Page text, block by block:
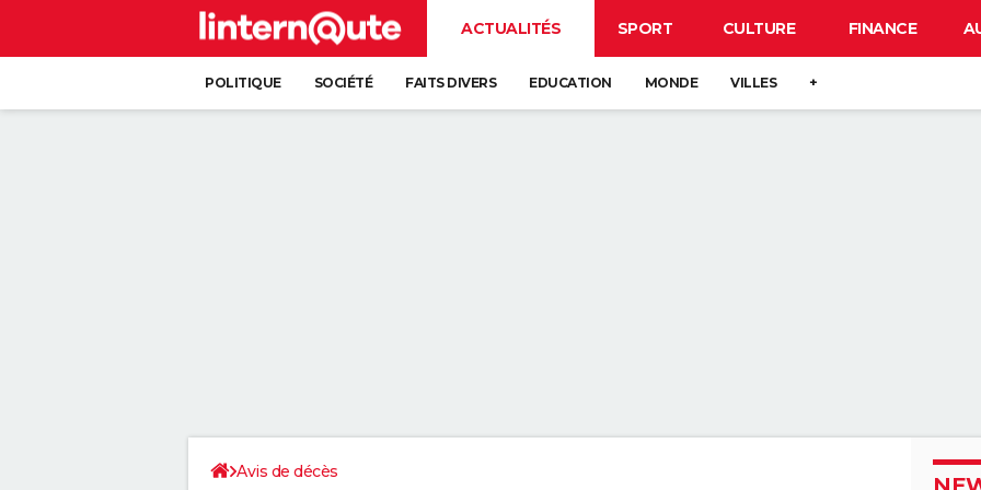
ACTUALITÉS SPORT CULTURE FINANCE
POLITIQUE SOCIÉTÉ FAITS DIVERS EDUCATION MONDE VILLES +
Avis de décès